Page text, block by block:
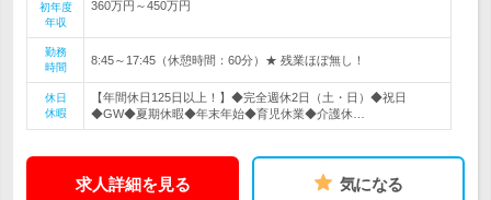
初年度
年収
360万円～450万円
勤務
時間
8:45～17:45（休憩時間：60分）★ 残業ほぼ無し！
休日
休暇
【年間休日125日以上！】◆完全週休2日（土・日）◆祝日
◆GW◆夏期休暇◆年末年始◆育児休業◆介護休…
求人詳細を見る 気になる